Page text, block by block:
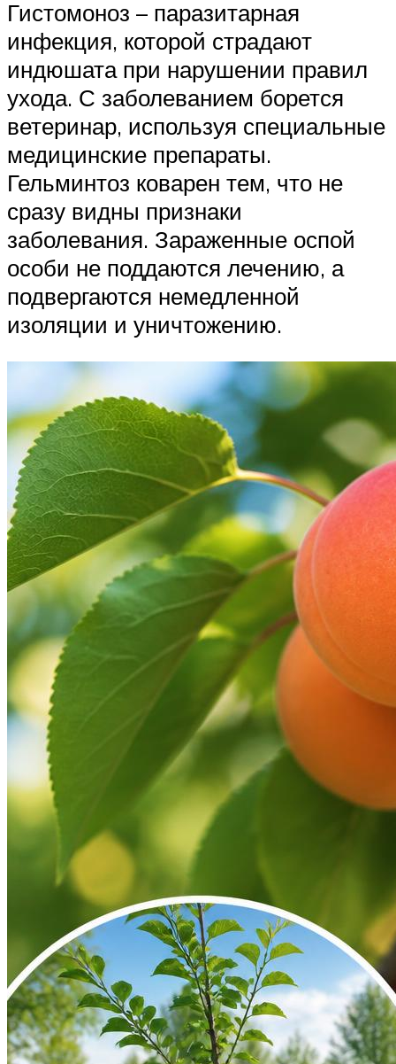
Гистомоноз – паразитарная
инфекция, которой страдают
индюшата при нарушении правил
ухода. С заболеванием борется
ветеринар, используя специальные
медицинские препараты.
Гельминтоз коварен тем, что не
сразу видны признаки
заболевания. Зараженные оспой
особи не поддаются лечению, а
подвергаются немедленной
изоляции и уничтожению.